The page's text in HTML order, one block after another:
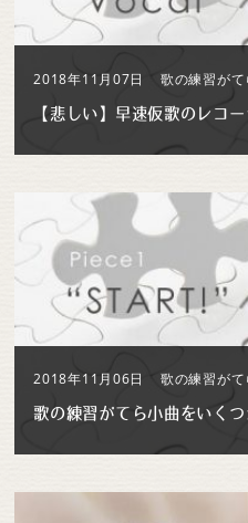
2018年11月07日 歌の練習が
【悲しい】早速仮歌のレコ
2018年11月06日 歌の練習が